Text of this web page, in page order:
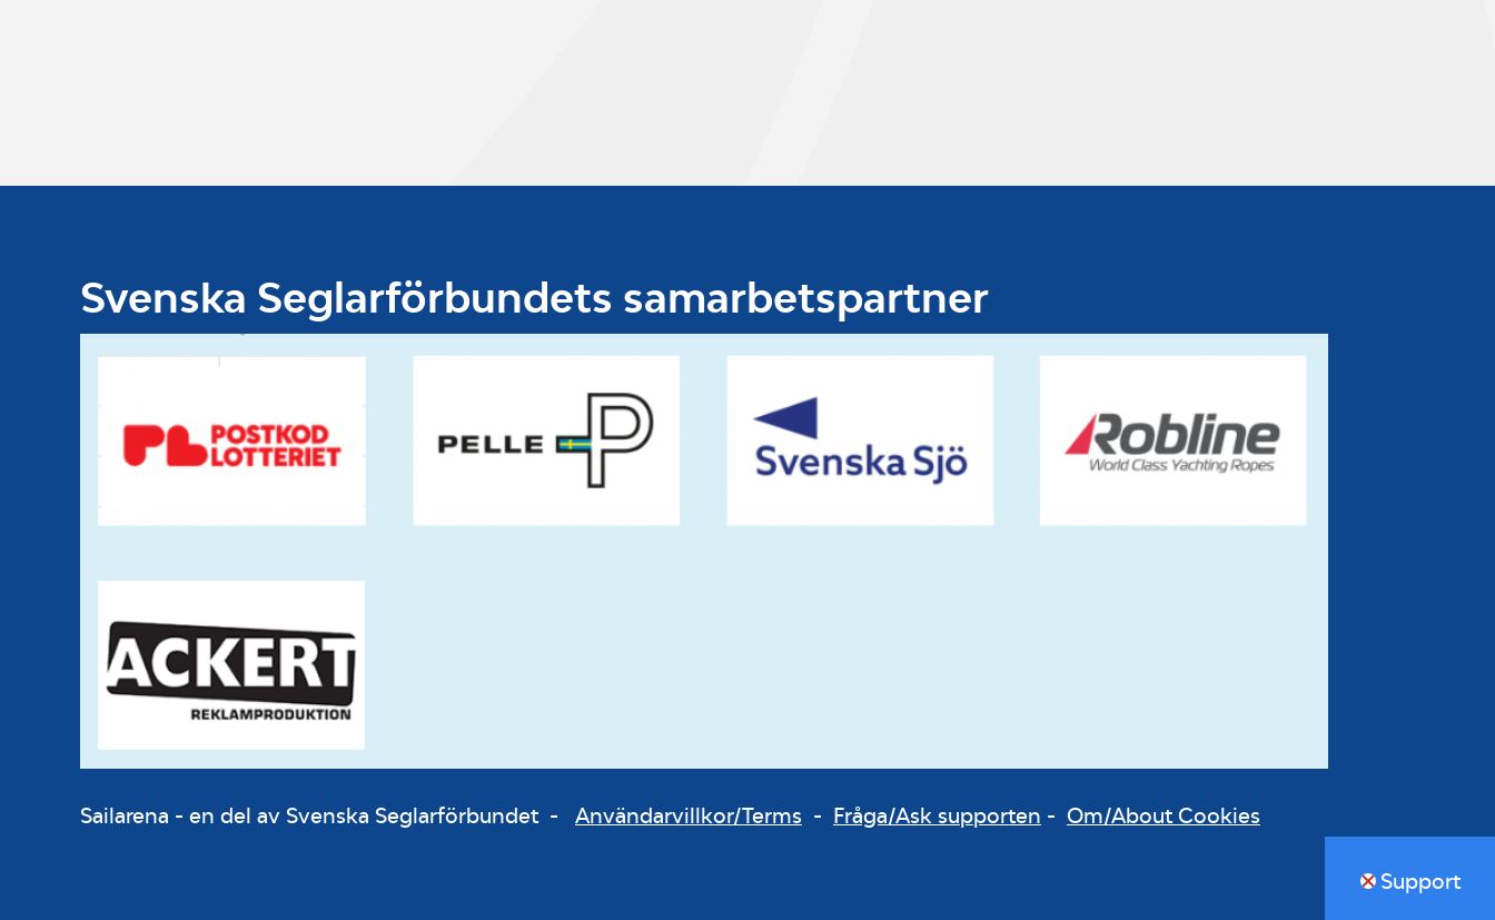
Svenska Seglarförbundets samarbetspartner
Sailarena - en del av Svenska Seglarförbundet - Användarvillkor/Terms - Fråga/Ask supporten - Om/About Cookies
Support